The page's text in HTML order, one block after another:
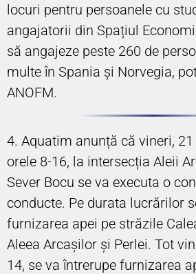
locuri pentru persoanele cu
angajatorii din Spațiul
să angajeze peste 260 de
multe în Spania și Norvegia,
ANOFM.
4. Aquatim anunță că vineri,
orele 8-16, la intersecția Aleii
Sever Bocu se va executa o
conducte. Pe durata lucrărilor
furnizarea apei pe străzile
Aleea Arcașilor și Perlei. Tot
14, se va întrerupe furnizarea